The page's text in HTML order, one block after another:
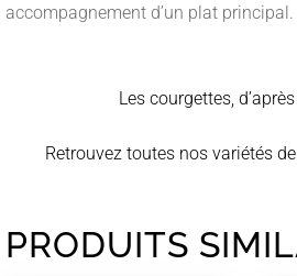
accompagnement d’un plat principal.
Les courgettes,
Retrouvez toutes nos variétés
PRODUITS